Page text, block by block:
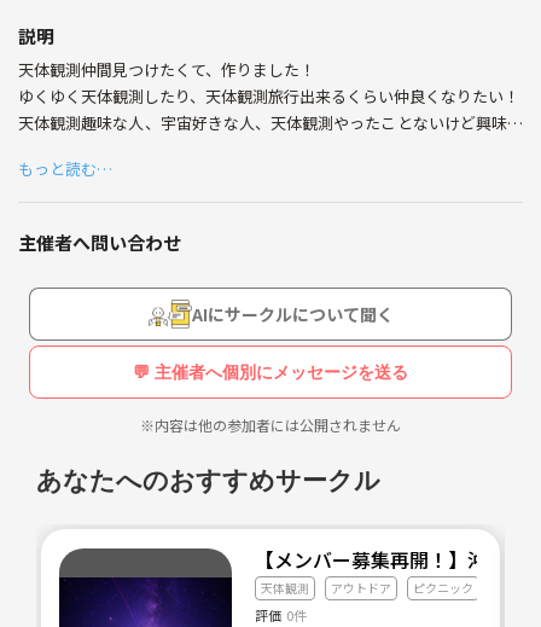
説明
天体観測仲間見つけたくて、作りました！
ゆくゆく天体観測したり、天体観測旅行出来るくらい仲良くなりたい！
天体観測趣味な人、宇宙好きな人、天体観測やったことないけど興味あ
もっと読む…
主催者へ問い合わせ
AIにサークルについて聞く
💬 主催者へ個別にメッセージを送る
※内容は他の参加者には公開されません
あなたへのおすすめサークル
【メンバー募集再開！】沖縄ス
天体観測 アウトドア ピクニック
評価 0件